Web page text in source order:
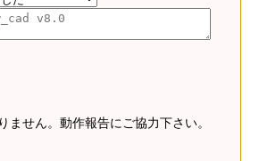
ません。動作報告にご協力下さい。